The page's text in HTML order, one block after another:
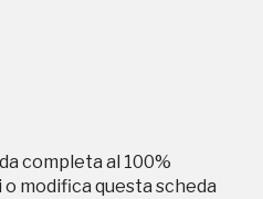
completa al 100%
modifica questa scheda
Registrati